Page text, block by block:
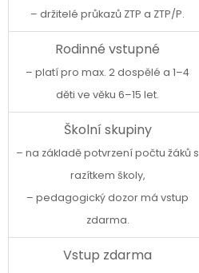
– držitelé průkazů ZTP a ZTP/P.
Rodinné vstupné
– platí pro max. 2 dospělé a 1–4
děti ve věku 6–15 let.
Školní skupiny
– na základě potvrzení počtu žáků s
razítkem školy,
– pedagogický dozor má vstup
zdarma.
Vstup zdarma